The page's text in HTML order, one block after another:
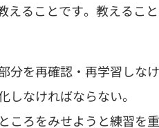
えることです。教えるこ
を再確認・再学習しなけ
なければならない。
ろをみせようと練習を重